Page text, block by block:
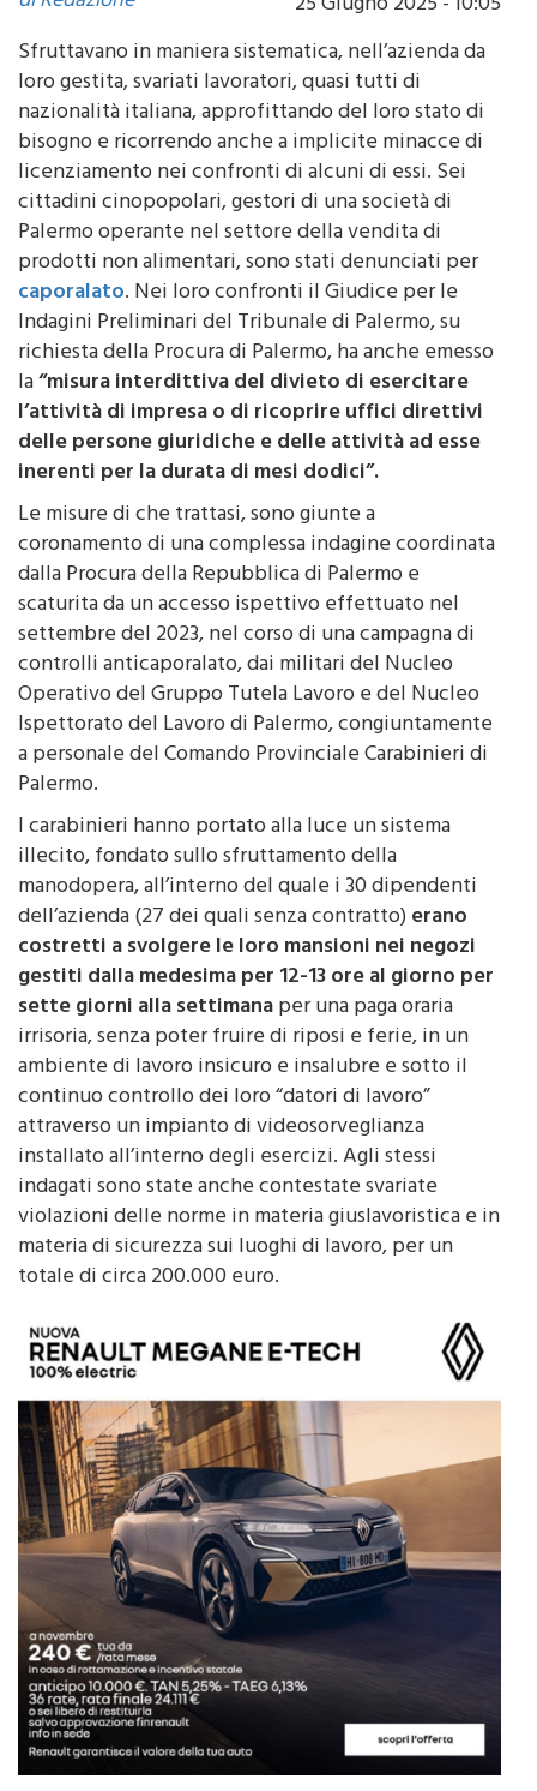
Sfruttavano in maniera sistematica, nell’azienda da
loro gestita, svariati lavoratori, quasi tutti di
nazionalità italiana, approfittando del loro stato di
bisogno e ricorrendo anche a implicite minacce di
licenziamento nei confronti di alcuni di essi. Sei
cittadini cinopopolari, gestori di una società di
Palermo operante nel settore della vendita di
prodotti non alimentari, sono stati denunciati per
caporalato. Nei loro confronti il Giudice per le
Indagini Preliminari del Tribunale di Palermo, su
richiesta della Procura di Palermo, ha anche emesso
la“misura interdittiva del divieto di esercitare
l’attività di impresa o di ricoprire uffici direttivi
delle persone giuridiche e delle attività ad esse
inerenti per la durata di mesi dodici”.
Le misure di che trattasi, sono giunte a
coronamento di una complessa indagine coordinata
dalla Procura della Repubblica di Palermo e
scaturita da un accesso ispettivo effettuato nel
settembre del 2023, nel corso di una campagna di
controlli anticaporalato, dai militari del Nucleo
Operativo del Gruppo Tutela Lavoro e del Nucleo
Ispettorato del Lavoro di Palermo, congiuntamente
a personale del Comando Provinciale Carabinieri di
Palermo.
I carabinieri hanno portato alla luce un sistema
illecito, fondato sullo sfruttamento della
manodopera, all’interno del quale i 30 dipendenti
dell’azienda (27 dei quali senza contratto)erano
costretti a svolgere le loro mansioni nei negozi
gestiti dalla medesima per 12-13 ore al giorno per
sette giorni alla settimanaper una paga oraria
irrisoria, senza poter fruire di riposi e ferie, in un
ambiente di lavoro insicuro e insalubre e sotto il
continuo controllo dei loro “datori di lavoro”
attraverso un impianto di videosorveglianza
installato all’interno degli esercizi. Agli stessi
indagati sono state anche contestate svariate
violazioni delle norme in materia giuslavoristica e in
materia di sicurezza sui luoghi di lavoro, per un
totale di circa 200.000 euro.